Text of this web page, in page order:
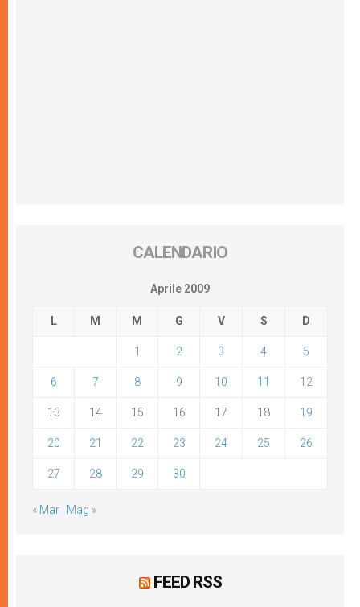
CALENDARIO
Aprile 2009
L M M G V S D
1 2 3 4 5
6 7 8 9 10 11 12
13 14 15 16 17 18 19
20 21 22 23 24 25 26
27 28 29 30
« Mar Mag »
FEED RSS